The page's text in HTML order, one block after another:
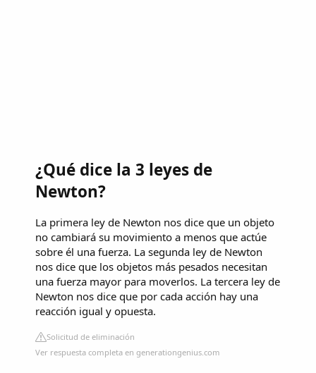
¿Qué dice la 3 leyes de
Newton?
La primera ley de Newton nos dice que un objeto
no cambiará su movimiento a menos que actúe
sobre él una fuerza. La segunda ley de Newton
nos dice que los objetos más pesados necesitan
una fuerza mayor para moverlos. La tercera ley de
Newton nos dice que por cada acción hay una
reacción igual y opuesta.
Solicitud de eliminación
Ver respuesta completa en generationgenius.com